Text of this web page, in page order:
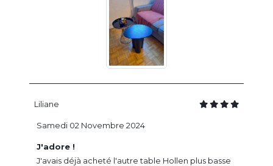
Liliane
J'adore !
J'avais déjà acheté l'autre table Hollen plus basse
Samedi 02 Novembre 2024